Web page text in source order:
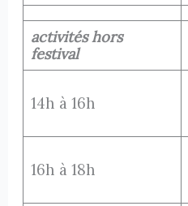
activités hors
festival
14h à 16h
16h à 18h